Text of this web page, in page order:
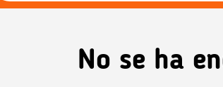
No se ha